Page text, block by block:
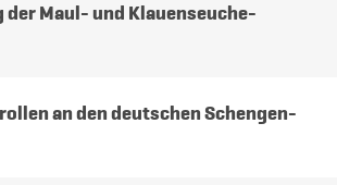
Maul- und Klauenseuche-
an den deutschen Schengen-